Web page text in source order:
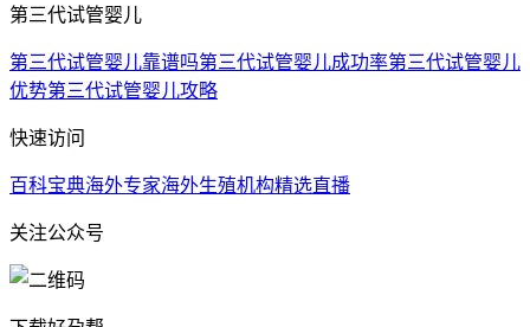
第三代试管婴儿
第三代试管婴儿靠谱吗第三代试管婴儿成功率第三代试管婴儿
优势第三代试管婴儿攻略
快速访问
百科宝典海外专家海外生殖机构精选直播
关注公众号